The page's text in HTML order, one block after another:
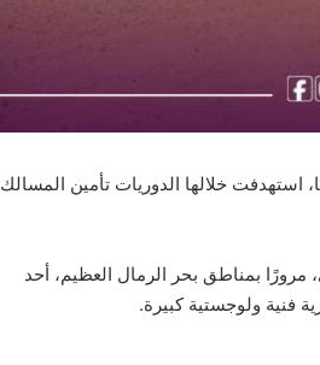
الأمنية عملها الميداني بإطلاق عملية صحراوية موسّعة استمرت 21 يومًا، استهدفت خلالها الدوريات تأمين المسالك
الحدودي، مرورًا بمناطق بحر الرمال العظيم، أحد
فنية ولوجستية كبيرة.